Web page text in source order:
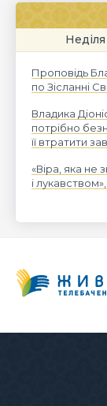
Проповідь
по Зісланні
Владика
потрібно
її втратити
«Віра, яка не
і